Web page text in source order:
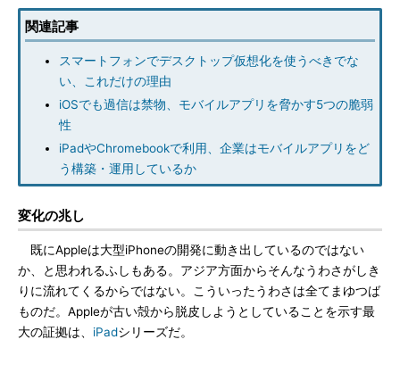
関連記事
スマートフォンでデスクトップ仮想化を使うべきでな
い、これだけの理由
iOSでも過信は禁物、モバイルアプリを脅かす5つの脆弱
性
iPadやChromebookで利用、企業はモバイルアプリをど
う構築・運用しているか
変化の兆し
既にAppleは大型iPhoneの開発に動き出しているのではない
か、と思われるふしもある。アジア方面からそんなうわさがしき
りに流れてくるからではない。こういったうわさは全てまゆつば
ものだ。Appleが古い殻から脱皮しようとしていることを示す最
大の証拠は、 iPadシリーズだ。